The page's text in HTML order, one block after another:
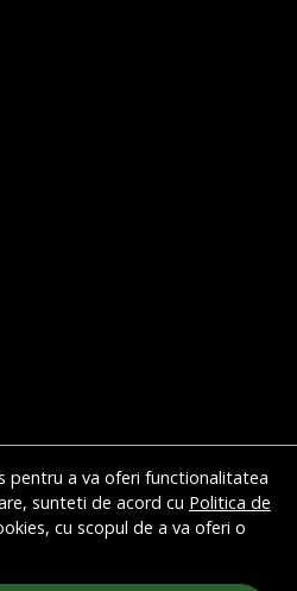
pentru a va oferi functionalitatea
sunteti de acord cu Politica de
cu scopul de a va oferi o